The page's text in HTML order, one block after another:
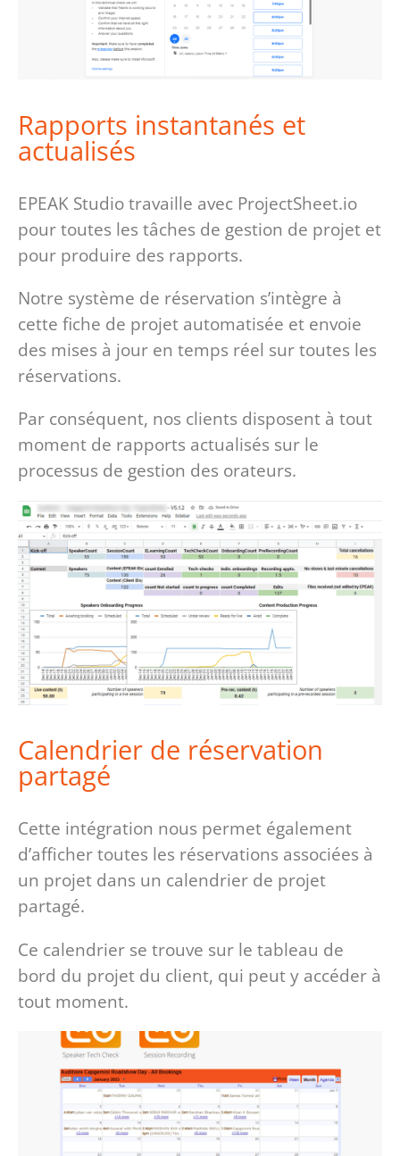
Rapports instantanés et
actualisés
EPEAK Studio travaille avec ProjectSheet.io
pour toutes les tâches de gestion de projet et
pour produire des rapports.
Notre système de réservation s’intègre à
cette fiche de projet automatisée et envoie
des mises à jour en temps réel sur toutes les
réservations.
Par conséquent, nos clients disposent à tout
moment de rapports actualisés sur le
processus de gestion des orateurs.
Calendrier de réservation
partagé
Cette intégration nous permet également
d’afficher toutes les réservations associées à
un projet dans un calendrier de projet
partagé.
Ce calendrier se trouve sur le tableau de
bord du projet du client, qui peut y accéder à
tout moment.